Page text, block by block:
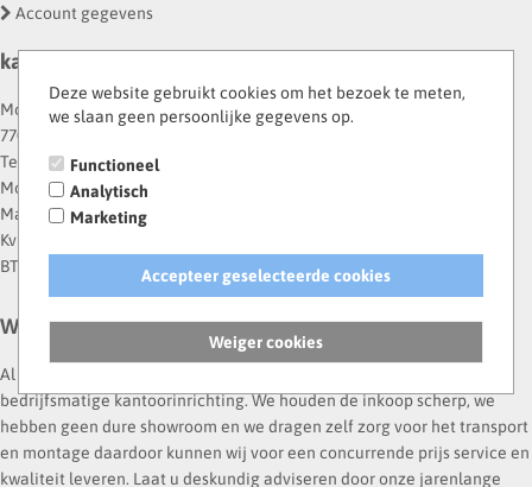
Account gegevens
kantoormeubilaironline.nl
Moerheimstraat 81-A
7701 CC Dedemsvaart
Telefoon:0523-293939
Mobiel:06-28218330
Mailadres:info@kantoormeubilaironline.nl
KvK-nummer: 54628326
BTW-nummer: NL001245943B77
Wie ben ik?
Al sinds 2012 is kantoormeubilaironline de leverancier voor al uw
bedrijfsmatige kantoorinrichting. We houden de inkoop scherp, we
hebben geen dure showroom en we dragen zelf zorg voor het transport
en montage daardoor kunnen wij voor een concurrende prijs service en
kwaliteit leveren. Laat u deskundig adviseren door onze jarenlange
Deze website gebruikt cookies om het bezoek te meten,
we slaan geen persoonlijke gegevens op.
Functioneel
Analytisch
Marketing
Accepteer geselecteerde cookies
Weiger cookies